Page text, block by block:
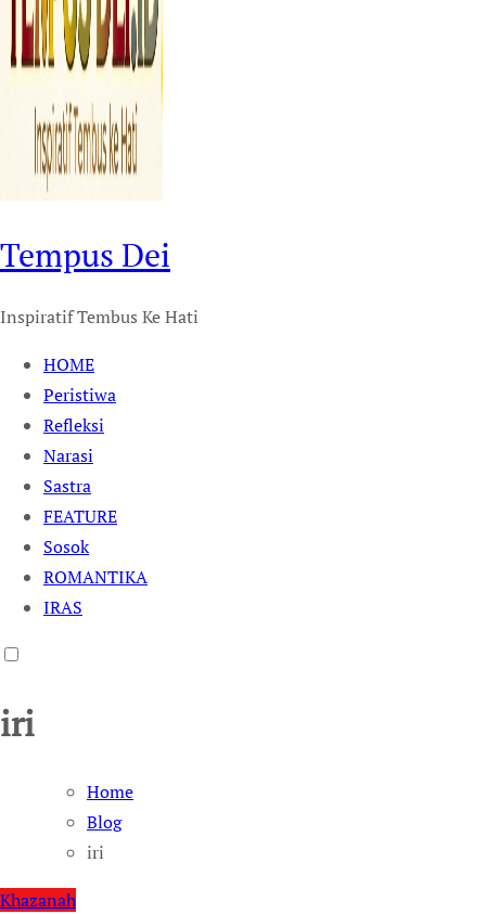
Tempus Dei
Inspiratif Tembus Ke Hati
HOME
Peristiwa
Refleksi
Narasi
Sastra
FEATURE
Sosok
ROMANTIKA
IRAS
iri
Home
Blog
iri
Khazanah